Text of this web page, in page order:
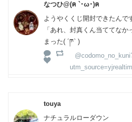
なつひ@(ฅ `･ω･)ฅ
ようやくくじ開封できたんで
「あれ、封真くん当ててな
まった( ´ཫ` )
touya
ナチュラルローダウン